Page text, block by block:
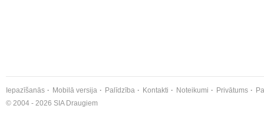
Iepazīšanās Mobilā versija Palīdzība Kontakti Noteikumi Privātums
© 2004 - 2026 SIA Draugiem